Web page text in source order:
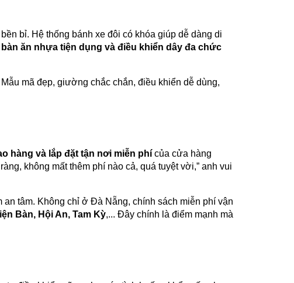
bỉ. Hệ thống bánh xe đôi có khóa giúp dễ dàng di
bàn ăn nhựa tiện dụng và điều khiển dây đa chức
mã đẹp, giường chắc chắn, điều khiển dễ dùng,
hàng và lắp đặt tận nơi miễn phícủa cửa hàng
không mất thêm phí nào cả, quá tuyệt vời,” anh vui
tâm. Không chỉ ở Đà Nẵng, chính sách miễn phí vận
Bàn, Hội An, Tam Kỳ,... Đây chính là điểm mạnh mà